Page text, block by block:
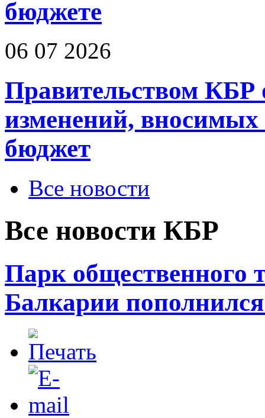
бюджете
06 07 2026
Правительством КБР
изменений, вносимых
бюджет
Все новости
Все новости КБР
Парк общественного
Балкарии